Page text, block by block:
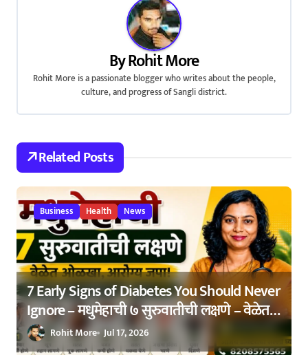
a
t
i
o
n
ByRohit More
Rohit More is a passionate blogger who writes about the people,
culture, and progress of Sangli district.
Related Posts
Business Health News
7 Early Signs of Diabetes You Should Never
Ignore – मधुमेहाची ७ सुरुवातीची लक्षणे – वेळेत
ओळखा, आरोग्य जपा
Rohit More Jul 17, 2026